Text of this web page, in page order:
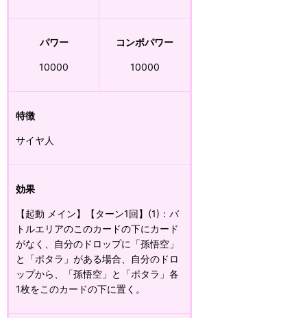
パワー
10000
コンボパワー
10000
特徴
サイヤ人
効果
【起動 メイン】【ターン1回】(1)：バ
トルエリアのこのカードの下にカード
がなく、自分のドロップに「孫悟空」
と「ポタラ」がある場合、自分のドロ
ップから、「孫悟空」と「ポタラ」各
1枚をこのカードの下に置く。